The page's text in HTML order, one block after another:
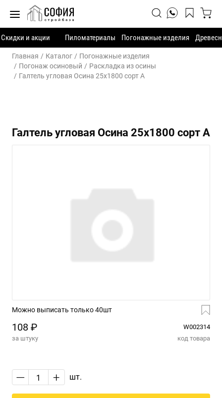
Скидки и акции Пиломатериалы Погонажные изделия
Главная Каталог
Погонажные изделия
Погонаж осиновый
Раскладка из осины
Галтель угловая Осина 25х1800 сорт А
Галтель угловая Осина 25х1800 сорт А
Можно выписать только 40шт
108 ₽
W002314
за штуку
код товара
— + шт.